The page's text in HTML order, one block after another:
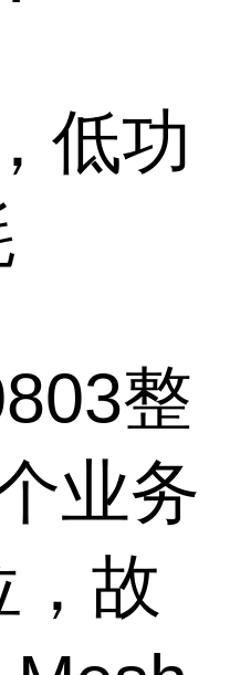
低功
整
业务
，故